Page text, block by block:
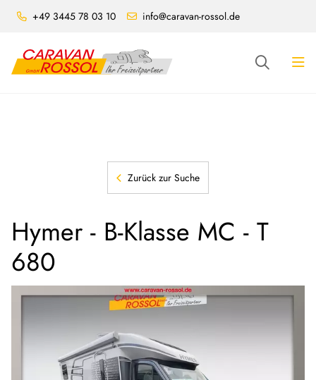
+49 3445 78 03 10 info@caravan-rossol.de
Zurück zur Suche
Hymer - B-Klasse MC - T
680